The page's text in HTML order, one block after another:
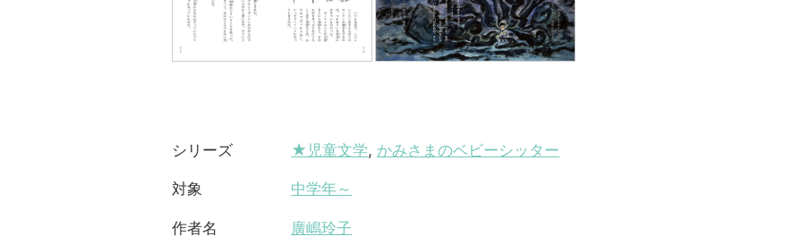
シリーズ ★児童文学, かみさまのベビーシッター
対象 中学年～
作者名 廣嶋玲子